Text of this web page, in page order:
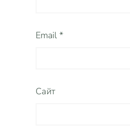
Email *
Сайт